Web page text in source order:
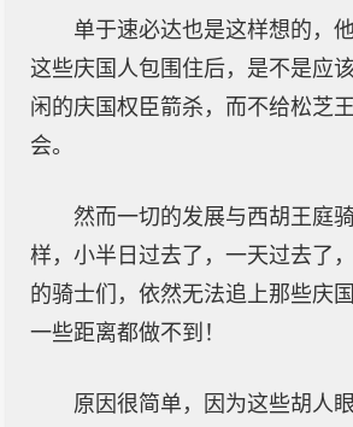
单于速必达也是这样想的，
这些庆国人包围住后，是不是应
闲的庆国权臣箭杀，而不给松芝
会。
然而一切的发展与西胡王庭
样，小半日过去了，一天过去了
的骑士们，依然无法追上那些庆
一些距离都做不到！
原因很简单，因为这些胡人